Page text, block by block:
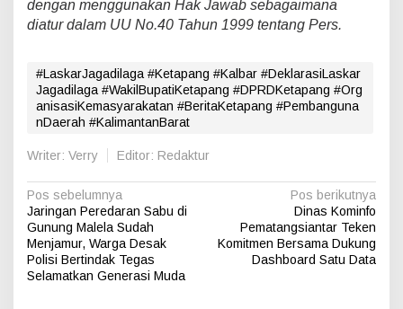
dengan menggunakan Hak Jawab sebagaimana
diatur dalam UU No.40 Tahun 1999 tentang Pers.
#LaskarJagadilaga #Ketapang #Kalbar #DeklarasiLaskar
Jagadilaga #WakilBupatiKetapang #DPRDKetapang #Org
anisasiKemasyarakatan #BeritaKetapang #Pembanguna
nDaerah #KalimantanBarat
Writer: Verry Editor: Redaktur
N
a
v
i
Pos sebelumnya
Jaringan Peredaran Sabu di
Gunung Malela Sudah
Menjamur, Warga Desak
Polisi Bertindak Tegas
Selamatkan Generasi Muda
Pos berikutnya
Dinas Kominfo
Pematangsiantar Teken
Komitmen Bersama Dukung
Dashboard Satu Data